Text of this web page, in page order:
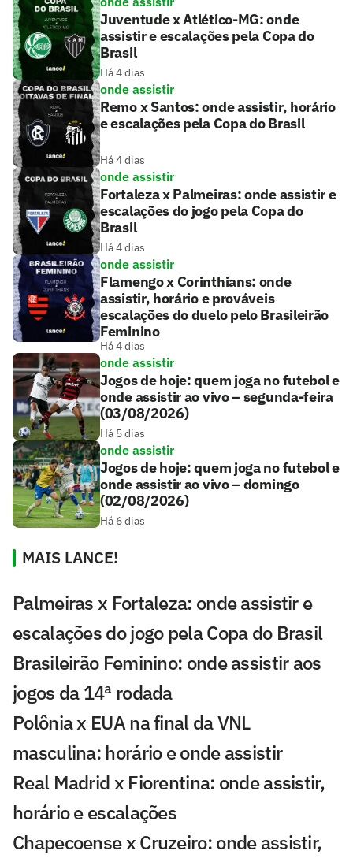
Juventude x Atlético-MG: onde
assistir e escalações pela Copa do
Brasil
Há 4 dias
onde assistir
Remo x Santos: onde assistir, horário
e escalações pela Copa do Brasil
Há 4 dias
onde assistir
Fortaleza x Palmeiras: onde assistir e
escalações do jogo pela Copa do
Brasil
Há 4 dias
onde assistir
Flamengo x Corinthians: onde
assistir, horário e prováveis
escalações do duelo pelo Brasileirão
Feminino
Há 4 dias
onde assistir
Jogos de hoje: quem joga no futebol e
onde assistir ao vivo – segunda-feira
(03/08/2026)
Há 5 dias
onde assistir
Jogos de hoje: quem joga no futebol e
onde assistir ao vivo – domingo
(02/08/2026)
Há 6 dias
MAIS LANCE!
Palmeiras x Fortaleza: onde assistir e
escalações do jogo pela Copa do Brasil
Brasileirão Feminino: onde assistir aos
jogos da 14ª rodada
Polônia x EUA na final da VNL
masculina: horário e onde assistir
Real Madrid x Fiorentina: onde assistir,
horário e escalações
Chapecoense x Cruzeiro: onde assistir,